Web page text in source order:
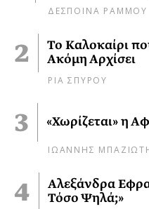
ΔΕΣΠΟΙΝΑ ΡΑΜΜΟΥ
Το Καλοκαίρι
Ακόμη Αρχίσει
ΡΙΑ ΣΠΥΡΟΥ
«Χωρίζεται» η
ΙΩΑΝΝΗΣ
Αλεξάνδρα
Τόσο Ψηλά;»